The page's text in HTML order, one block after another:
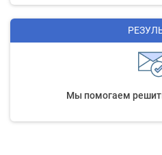
Мы помогаем